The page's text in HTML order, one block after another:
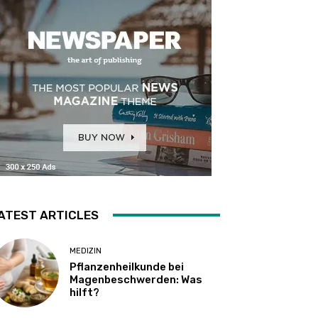
ARTICLES
MEDIZIN
Pflanzenheilkunde bei
Magenbeschwerden: Was
hilft?